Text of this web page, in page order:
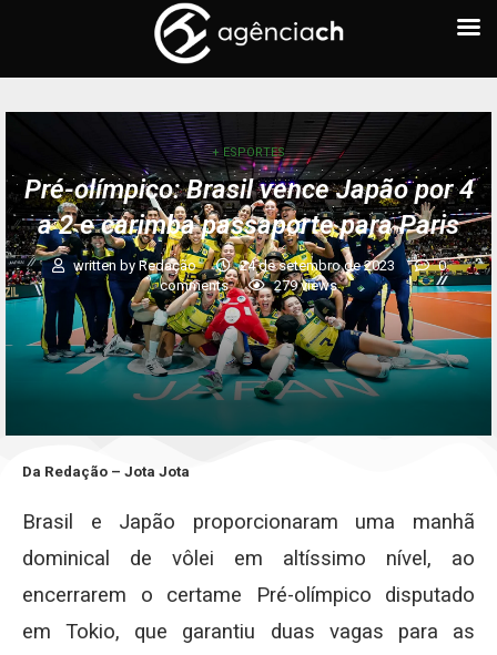
+ ESPORTES
Pré-olímpico: Brasil vence Japão por 4
a 2 e carimba passaporte para Paris
written by Redação 24 de setembro de 2023
0
comments
279views
Da Redação – Jota Jota
Brasil e Japão proporcionaram uma manhã
dominical de vôlei em altíssimo nível, ao
encerrarem o certame Pré-olímpico disputado
em Tokio, que garantiu duas vagas para as